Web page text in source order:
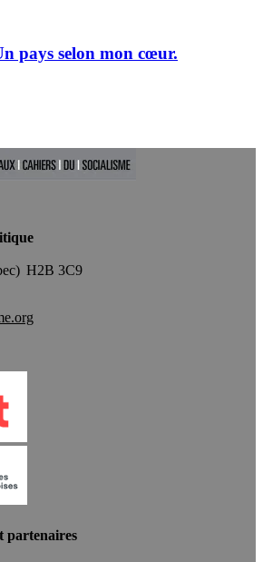
pays selon mon cœur.
H2B 3C9
partenaires